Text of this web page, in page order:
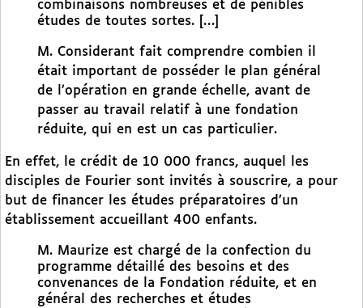
combinaisons nombreuses et de pénibles
études de toutes sortes. […]
M. Considerant fait comprendre combien il
était important de posséder le plan général
de l’opération en grande échelle, avant de
passer au travail relatif à une fondation
réduite, qui en est un cas particulier.
En effet, le crédit de 10 000 francs, auquel les
disciples de Fourier sont invités à souscrire, a pour
but de financer les études préparatoires d’un
établissement accueillant 400 enfants.
M. Maurize est chargé de la confection du
programme détaillé des besoins et des
convenances de la Fondation réduite, et en
général des recherches et études